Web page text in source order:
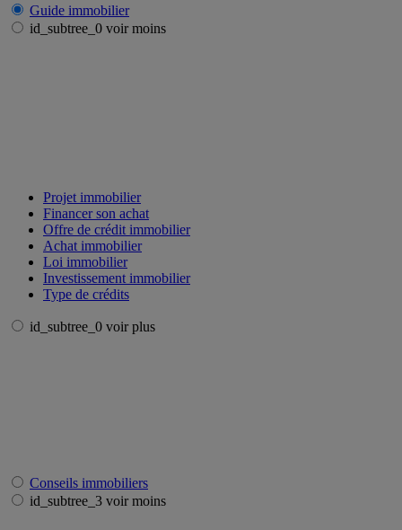
Guide immobilier
id_subtree_0 voir moins
Projet immobilier
Financer son achat
Offre de crédit immobilier
Achat immobilier
Loi immobilier
Investissement immobilier
Type de crédits
id_subtree_0 voir plus
Conseils immobiliers
id_subtree_3 voir moins